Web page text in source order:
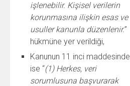
işlenebilir. Kişisel verilerin
korunmasına ilişkin esas ve
usuller kanunla düzenlenir.”
hükmüne yer verildiği,
Kanunun 11 inci maddesinde
ise “(1) Herkes, veri
sorumlusuna başvurarak